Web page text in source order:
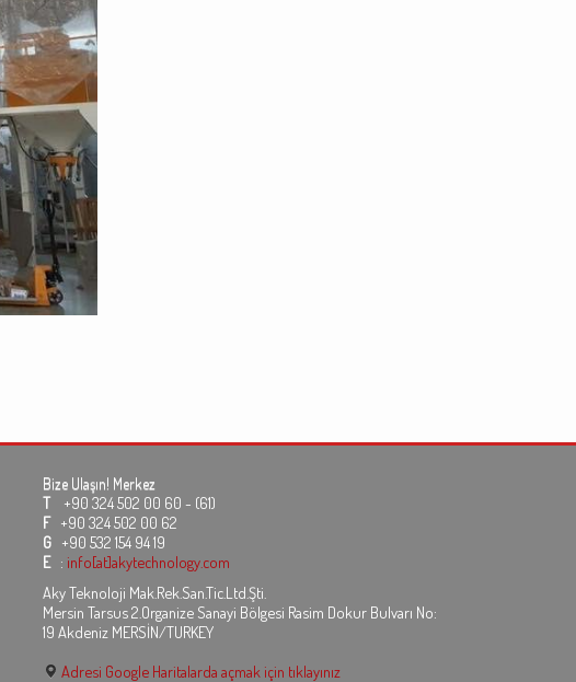
Bize Ulaşın! Merkez
T +90 324 502 00 60 - (61)
F +90 324 502 00 62
G +90 532 154 94 19
E : info[at]akytechnology.com
Aky Teknoloji Mak.Rek.San.Tic.Ltd.Şti.
Mersin Tarsus 2.Organize Sanayi Bölgesi Rasim Dokur Bulvarı No:
19 Akdeniz MERSİN/TURKEY
Adresi Google Haritalarda açmak için tıklayınız